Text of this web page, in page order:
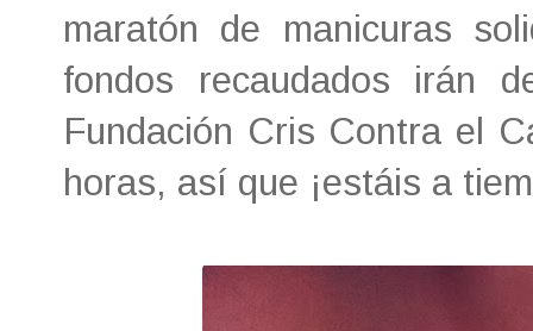
maratón de manicuras
fondos recaudados irán
Fundación Cris Contra el
horas, así que ¡estáis a